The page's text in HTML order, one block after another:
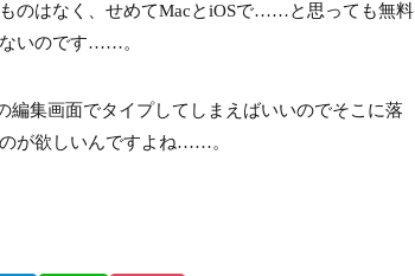
のはなく、せめてMacとiOSで……と思っても無料
いのです……。
編集画面でタイプしてしまえばいいのでそこに落
が欲しいんですよね……。